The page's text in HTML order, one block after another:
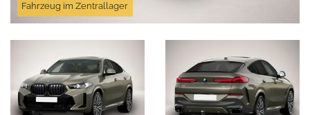
Fahrzeug im Zentrallager